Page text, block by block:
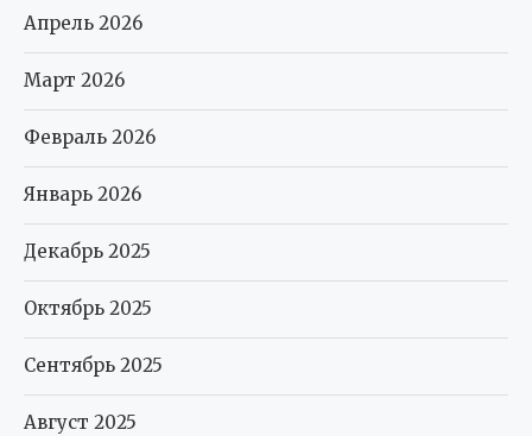
Апрель 2026
Март 2026
Февраль 2026
Январь 2026
Декабрь 2025
Октябрь 2025
Сентябрь 2025
Август 2025